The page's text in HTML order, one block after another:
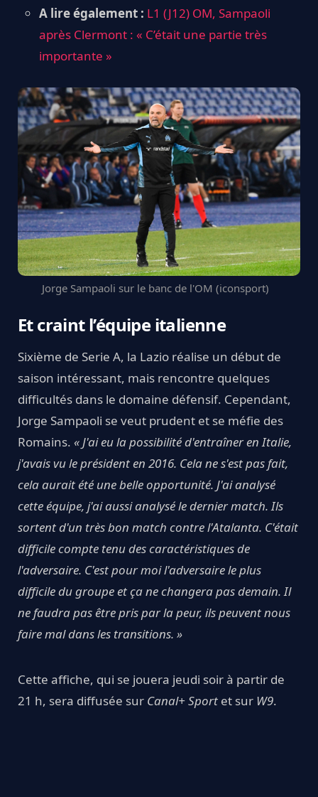
A lire également : L1 (J12) OM, Sampaoli
après Clermont : « C’était une partie très
importante »
Jorge Sampaoli sur le banc de l'OM (iconsport)
Et craint l’équipe italienne
Sixième de Serie A, la Lazio réalise un début de
saison intéressant, mais rencontre quelques
difficultés dans le domaine défensif. Cependant,
Jorge Sampaoli se veut prudent et se méfie des
Romains. « J'ai eu la possibilité d'entraîner en Italie,
j'avais vu le président en 2016. Cela ne s'est pas fait,
cela aurait été une belle opportunité. J'ai analysé
cette équipe, j'ai aussi analysé le dernier match. Ils
sortent d'un très bon match contre l'Atalanta. C'était
difficile compte tenu des caractéristiques de
l'adversaire. C'est pour moi l'adversaire le plus
difficile du groupe et ça ne changera pas demain. Il
ne faudra pas être pris par la peur, ils peuvent nous
faire mal dans les transitions. »
Cette affiche, qui se jouera jeudi soir à partir de
21 h, sera diffusée sur Canal+ Sport et sur W9.